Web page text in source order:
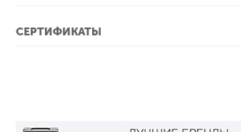
СЕРТИФИКАТЫ